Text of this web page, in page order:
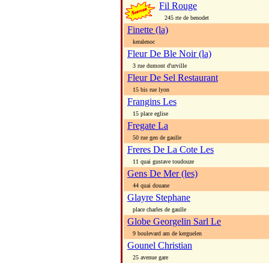
Fil Rouge
245 rte de benodet
Finette (la)
keralenoc
Fleur De Ble Noir (la)
3 rue dumont d'urville
Fleur De Sel Restaurant
15 bis rue lyon
Frangins Les
15 place eglise
Fregate La
50 rue gen de gaulle
Freres De La Cote Les
11 quai gustave toudouze
Gens De Mer (les)
44 quai douane
Glayre Stephane
place charles de gaulle
Globe Georgelin Sarl Le
9 boulevard am de kerguelen
Gounel Christian
25 avenue gare